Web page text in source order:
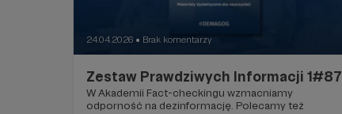
24.04.2026 ● Brak komentarzy
Zestaw Prawdziwych Informacji 1#87
W Akademii Fact-checkingu wzmacniamy
odporność na dezinformację. Polecamy też